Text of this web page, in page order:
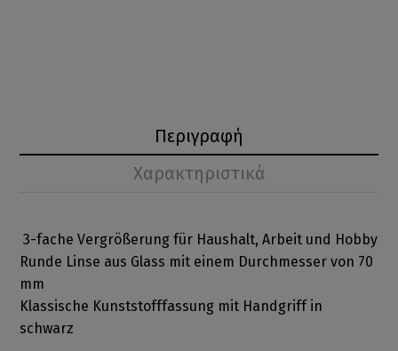
Περιγραφή
Χαρακτηριστικά
3-fache Vergrößerung für Haushalt, Arbeit und Hobby
Runde Linse aus Glass mit einem Durchmesser von 70
mm
Klassische Kunststofffassung mit Handgriff in
schwarz